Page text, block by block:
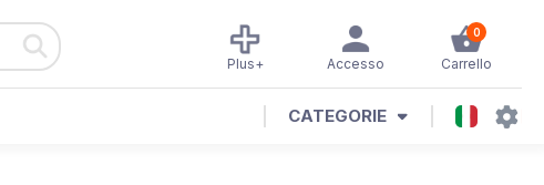
0
Carrello
Accesso
Plus+
CATEGORIE